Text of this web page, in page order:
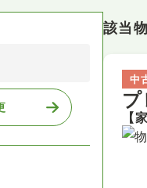
該当
中